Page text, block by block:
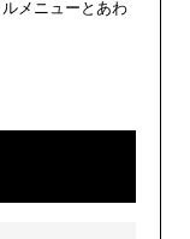
メニューとあわ